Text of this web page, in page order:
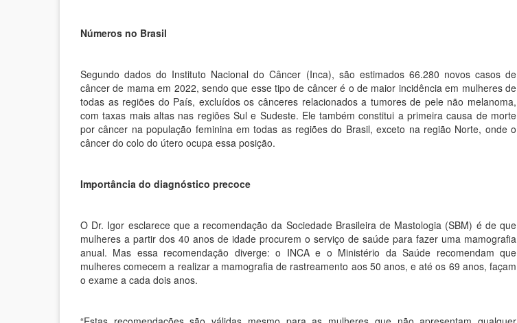
Números no Brasil
Segundo dados do Instituto Nacional do Câncer (Inca), são estimados 66.280 novos casos de
câncer de mama em 2022, sendo que esse tipo de câncer é o de maior incidência em mulheres de
todas as regiões do País, excluídos os cânceres relacionados a tumores de pele não melanoma,
com taxas mais altas nas regiões Sul e Sudeste. Ele também constitui a primeira causa de morte
por câncer na população feminina em todas as regiões do Brasil, exceto na região Norte, onde o
câncer do colo do útero ocupa essa posição.
Importância do diagnóstico precoce
O Dr. Igor esclarece que a recomendação da Sociedade Brasileira de Mastologia (SBM) é de que
mulheres a partir dos 40 anos de idade procurem o serviço de saúde para fazer uma mamografia
anual. Mas essa recomendação diverge: o INCA e o Ministério da Saúde recomendam que
mulheres comecem a realizar a mamografia de rastreamento aos 50 anos, e até os 69 anos, façam
o exame a cada dois anos.